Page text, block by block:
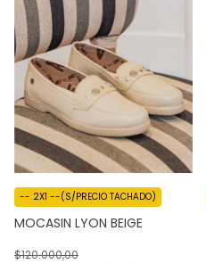
MOCASIN LYON BEIGE
$120.000,00
-- 2X1 --(S/PRECIO TACHADO)